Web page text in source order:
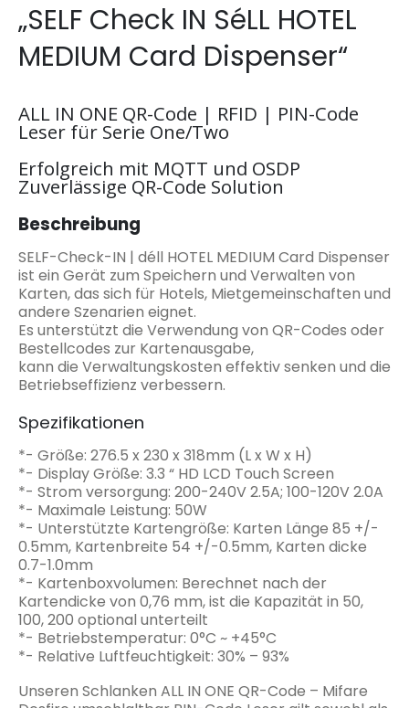
„SELF Check IN SéLL HOTEL
MEDIUM Card Dispenser“
ALL IN ONE QR-Code | RFID | PIN-Code
Leser für Serie One/Two
Erfolgreich mit MQTT und OSDP
Zuverlässige QR-Code Solution
Beschreibung
SELF-Check-IN | déll HOTEL MEDIUM Card Dispenser
ist ein Gerät zum Speichern und Verwalten von
Karten, das sich für Hotels, Mietgemeinschaften und
andere Szenarien eignet.
Es unterstützt die Verwendung von QR-Codes oder
Bestellcodes zur Kartenausgabe,
kann die Verwaltungskosten effektiv senken und die
Betriebseffizienz verbessern.
Spezifikationen
*- Größe: 276.5 x 230 x 318mm (L x W x H)
*- Display Größe: 3.3 “ HD LCD Touch Screen
*- Strom versorgung: 200-240V 2.5A; 100-120V 2.0A
*- Maximale Leistung: 50W
*- Unterstützte Kartengröße: Karten Länge 85 +/-
0.5mm, Kartenbreite 54 +/-0.5mm, Karten dicke
0.7-1.0mm
*- Kartenboxvolumen: Berechnet nach der
Kartendicke von 0,76 mm, ist die Kapazität in 50,
100, 200 optional unterteilt
*- Betriebstemperatur: 0°C ~ +45°C
*- Relative Luftfeuchtigkeit: 30% – 93%
Unseren Schlanken ALL IN ONE QR-Code – Mifare